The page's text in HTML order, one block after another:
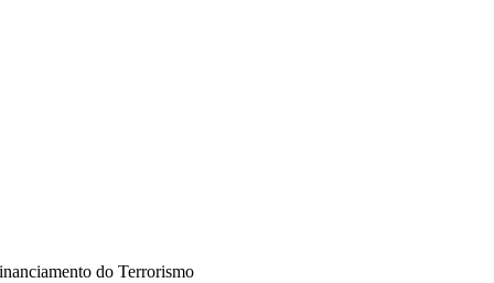
do Terrorismo